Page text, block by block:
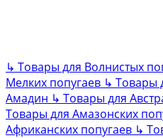
↳ Товары для Волнистых
Мелких попугаев ↳ Товары
Амадин ↳ Товары для
Товары для Амазонских
Африканских попугаев ↳